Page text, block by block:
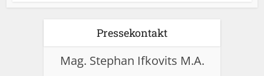
Pressekontakt
Mag. Stephan Ifkovits M.A.